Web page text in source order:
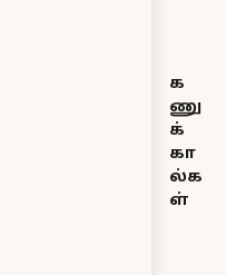
க
ணு
க்
கா
ல்க
ள்